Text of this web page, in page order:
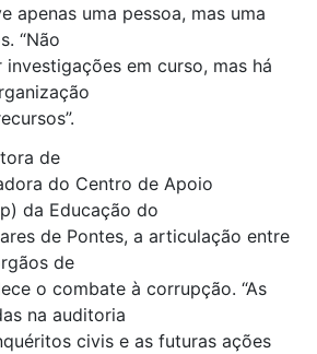
apenas uma pessoa, mas uma
“Não
em curso, mas há
de
do Centro de Apoio
da Educação do
de Pontes, a articulação entre
de
o combate à corrupção. “As
na auditoria
civis e as futuras ações